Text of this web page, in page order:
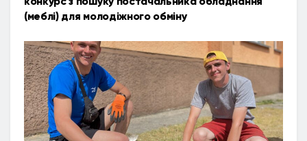
(меблі) для молодіжного обміну